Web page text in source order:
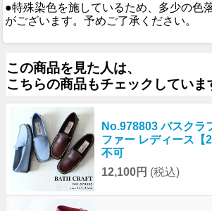
●特殊染色を施しているため、多少の色
がございます。予めご了承ください。
この商品を見た人は、
こちらの商品もチェックしていま
No.978803 バスクラ
ファー レディース
不可
12,100円 (税込)